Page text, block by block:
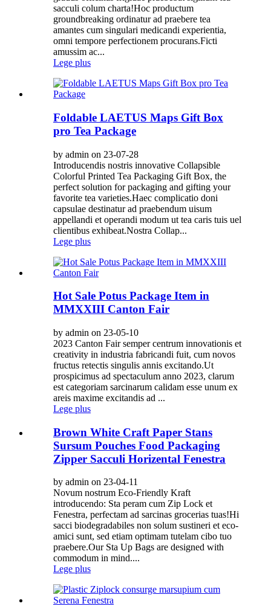
sacculi colum charta!Hoc productum
groundbreaking ordinatur ad praebere tea
amantes cum singulari medicandi experientia,
omni tempore perfectionem procurans.Ficti
amussim ac...
Lege plus
Foldable LAETUS Maps Gift Box
pro Tea Package
by admin on 23-07-28
Introducendis nostris innovative Collapsible
Colorful Printed Tea Packaging Gift Box, the
perfect solution for packaging and gifting your
favorite tea varieties.Haec complicatio doni
capsulae destinatur ad praebendum uisum
appellandi et operandi modum ut tea caris tuis uel
clientibus exhibeat.Nostra Collap...
Lege plus
Hot Sale Potus Package Item in
MMXXIII Canton Fair
by admin on 23-05-10
2023 Canton Fair semper centrum innovationis et
creativity in industria fabricandi fuit, cum novos
fructus retectis singulis annis excitando.Ut
prospicimus ad spectaculum anno 2023, clarum
est categoriam sarcinarum calidam esse unum ex
areis maxime excitandis ad ...
Lege plus
Brown White Craft Paper Stans
Sursum Pouches Food Packaging
Zipper Sacculi Horizental Fenestra
by admin on 23-04-11
Novum nostrum Eco-Friendly Kraft
introducendo: Sta peram cum Zip Lock et
Fenestra, perfectam ad sarcinas grocerias tuas!Hi
sacci biodegradabiles non solum sustineri et eco-
amici sunt, sed etiam optimam tutelam cibo tuo
praebere.Our Sta Up Bags are designed with
commodum in mind....
Lege plus